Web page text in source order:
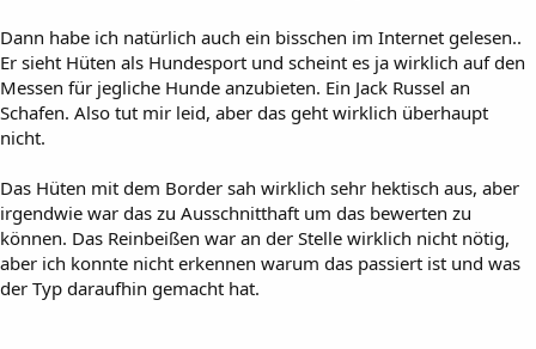
Dann habe ich natürlich auch ein bisschen im Internet gelesen..
Er sieht Hüten als Hundesport und scheint es ja wirklich auf den
Messen für jegliche Hunde anzubieten. Ein Jack Russel an
Schafen. Also tut mir leid, aber das geht wirklich überhaupt
nicht.
Das Hüten mit dem Border sah wirklich sehr hektisch aus, aber
irgendwie war das zu Ausschnitthaft um das bewerten zu
können. Das Reinbeißen war an der Stelle wirklich nicht nötig,
aber ich konnte nicht erkennen warum das passiert ist und was
der Typ daraufhin gemacht hat.